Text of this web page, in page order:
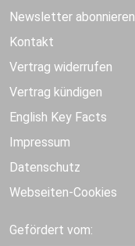
Newsletter abonnieren
Kontakt
Vertrag widerrufen
Vertrag kündigen
English Key Facts
Impressum
Datenschutz
Webseiten-Cookies
Gefördert vom: